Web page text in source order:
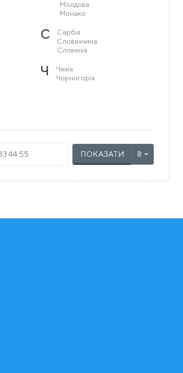
Молдова
Монако
С
Сербія
Словаччина
Словенія
Ч
Чехія
Чорногорія
ПОКАЗАТИ